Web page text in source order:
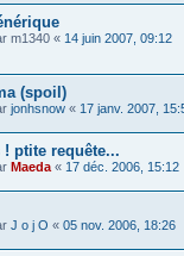
m1340 « 14 juin 2007, 09:12
(spoil)
jonhsnow « 17 janv. 2007,
ptite requête...
Maeda « 17 déc. 2006, 15:12
J o j O « 05 nov. 2006, 18:26